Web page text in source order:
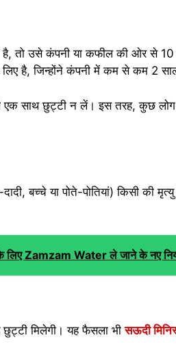
है, तो उसे कंपनी या कफील की ओर से
लिए है, जिन्होंने कंपनी में कम से कम 2
एक साथ छुट्टी न लें। इस तरह, कुछ
बच्चे या पोते-पोतियां) किसी की
के लिए Zamzam Water ले जाने के नए
छुट्टी मिलेगी। यह फैसला भीसऊदी